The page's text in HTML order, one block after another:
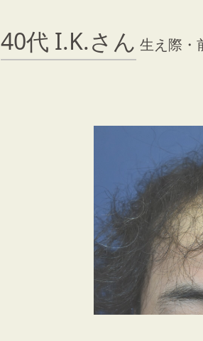
40代 I.K.さん 生え際・